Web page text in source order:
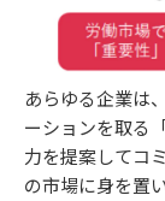
あらゆる企業は
ーションを取る
力を提案してコ
の市場に身を置